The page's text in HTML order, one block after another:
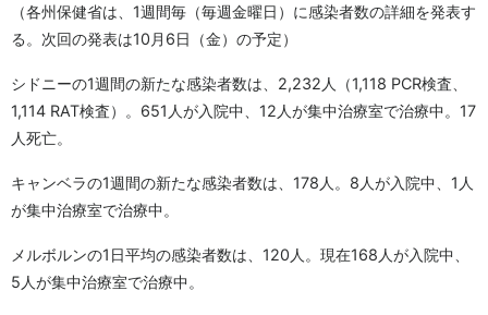
（各州保健省は、1週間毎（毎週金曜日）に感染者数の詳細を発表す
る。次回の発表は10月6日（金）の予定）
シドニーの1週間の新たな感染者数は、2,232人（1,118 PCR検査、
1,114 RAT検査）。651人が入院中、12人が集中治療室で治療中。17
人死亡。
キャンベラの1週間の新たな感染者数は、178人。8人が入院中、1人
が集中治療室で治療中。
メルボルンの1日平均の感染者数は、120人。現在168人が入院中、
5人が集中治療室で治療中。